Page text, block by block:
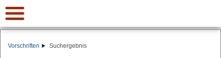
Vorschriften Suchergebnis